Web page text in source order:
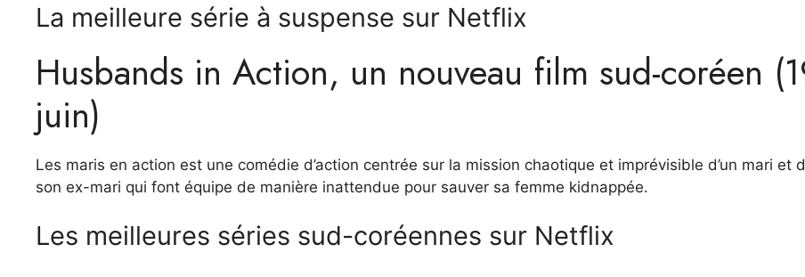
La meilleure série à suspense sur Netflix
Husbands in Action, un nouveau film sud-coréen
juin)
Les maris en action est une comédie d’action centrée sur la mission chaotique et imprévisible d’un mari et
son ex-mari qui font équipe de manière inattendue pour sauver sa femme kidnappée.
Les meilleures séries sud-coréennes sur Netflix